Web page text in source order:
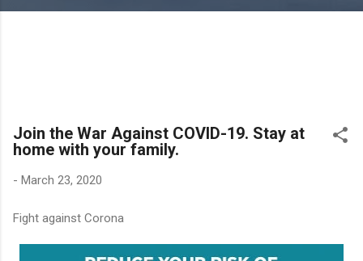
Join the War Against COVID-19. Stay at
home with your family.
- March 23, 2020
Fight against Corona